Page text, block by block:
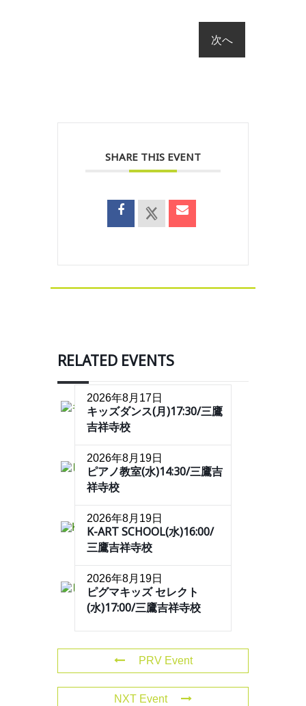
SHARE THIS EVENT
RELATED EVENTS
2026年8月17日
キッズダンス(月)17:30/三鷹
吉祥寺校
2026年8月19日
ピアノ教室(水)14:30/三鷹吉
祥寺校
2026年8月19日
K-ART SCHOOL(水)16:00/
三鷹吉祥寺校
2026年8月19日
ピグマキッズ セレクト
(水)17:00/三鷹吉祥寺校
PRV Event
NXT Event